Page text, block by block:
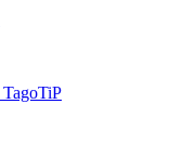
TagoTiP